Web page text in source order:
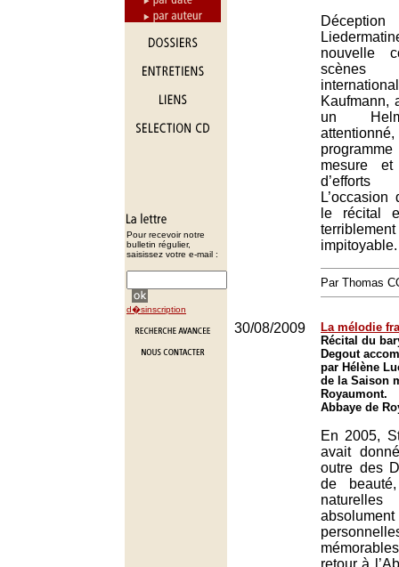
Pour recevoir notre
bulletin régulier,
saisissez votre e-mail :
d�sinscription
nouvelle
Kaufmann,
un
mesure
d’efforts
le récital
impitoyable.
Par Thomas
30/08/2009
La mélodie
Récital du
Degout
par Hélène
de la Saison
Royaumont.
Abbaye de
En 2005,
avait
outre des
de
retour à